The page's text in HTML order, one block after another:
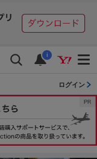
i
ログイン